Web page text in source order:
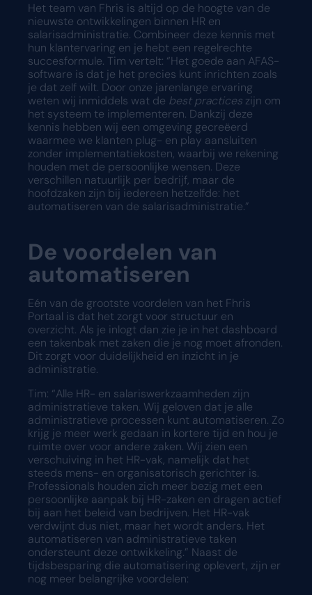
Het team van Fhris is altijd op de hoogte van de
nieuwste ontwikkelingen binnen HR en
salarisadministratie. Combineer deze kennis met
hun klantervaring en je hebt een regelrechte
succesformule. Tim vertelt: “Het goede aan AFAS-
software is dat je het precies kunt inrichten zoals
je dat zelf wilt. Door onze jarenlange ervaring
weten wij inmiddels wat de best practices zijn om
het systeem te implementeren. Dankzij deze
kennis hebben wij een omgeving gecreëerd
waarmee we klanten plug- en play aansluiten
zonder implementatiekosten, waarbij we rekening
houden met de persoonlijke wensen. Deze
verschillen natuurlijk per bedrijf, maar de
hoofdzaken zijn bij iedereen hetzelfde: het
automatiseren van de salarisadministratie.”
De voordelen van
automatiseren
Eén van de grootste voordelen van het Fhris
Portaal is dat het zorgt voor structuur en
overzicht. Als je inlogt dan zie je in het dashboard
een takenbak met zaken die je nog moet afronden.
Dit zorgt voor duidelijkheid en inzicht in je
administratie.
Tim: “Alle HR- en salariswerkzaamheden zijn
administratieve taken. Wij geloven dat je alle
administratieve processen kunt automatiseren. Zo
krijg je meer werk gedaan in kortere tijd en hou je
ruimte over voor andere zaken. Wij zien een
verschuiving in het HR-vak, namelijk dat het
steeds mens- en organisatorisch gerichter is.
Professionals houden zich meer bezig met een
persoonlijke aanpak bij HR-zaken en dragen actief
bij aan het beleid van bedrijven. Het HR-vak
verdwijnt dus niet, maar het wordt anders. Het
automatiseren van administratieve taken
ondersteunt deze ontwikkeling.” Naast de
tijdsbesparing die automatisering oplevert, zijn er
nog meer belangrijke voordelen: